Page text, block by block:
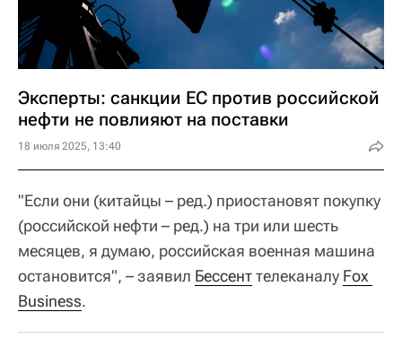
Эксперты: санкции ЕС против российской
нефти не повлияют на поставки
18 июля 2025, 13:40
"Если они (китайцы – ред.) приостановят покупку
(российской нефти – ред.) на три или шесть
месяцев, я думаю, российская военная машина
остановится", – заявил Бессенттелеканалу Fox
Business.